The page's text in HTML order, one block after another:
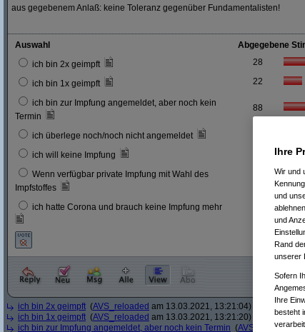
aus gegebenem Anlaß: keine Toleranz gegenüber Fundamentalisten!
Auswahl
Abgegebene
ich bin 2x geimpft
28
ich bin 1x geimpft 22
ich bin zur Impfung angemeldet, aber noch kein
Termin
88
ich überlege noch/noch nicht angemeldet
ich will keine Impfung
Wenn verfügbar private Impfung mit Wahl des
Impfstoffes
ich hatte Corona und brauch keine Impfung mehr 4 %
ich bin 2x geimpft (AVS_reloaded am 13.03.2021, 13:21:04)
ich bin 1x geimpft (AVS_reloaded am 13.03.2021, 13:21:20)
ich bin zur Impfung angemeldet, aber noch kein Termin (AVS_reloaded
Ihre
Wir und
und
und
Rand
unserer
Sofern
Ihre
besteht